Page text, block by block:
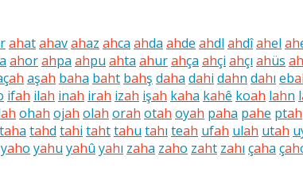
ahatahavahaz ahca ahda ahde ahdl ahdîahel ah
ahorahpa ahpu ahta ahurahça ahçi ahçı ahüs ah
ah aşah baha baht bahş daha dahi dahn dahı eb
ifah ilah inah irah izah işah kaha kahê koah lahn l
ah ohah ojah olah orah otah oyah paha pahe ptah
taha tahd tahi tahttahu tahı teah ufah ulah utah
yaho yahu yahû yahı zaha zaho zaht zahı çaha çah